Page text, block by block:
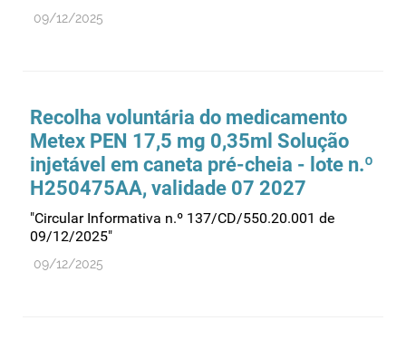
Produtos de saúde
Qualidade e normalização
Reações adversas
Recursos humanos
Registo
Regulamentação
Relações internacionais
09/12/2025
Recolha voluntária do medicamento
Metex PEN 17,5 mg 0,35ml Solução
injetável em caneta pré-cheia - lote n.º
H250475AA, validade 07 2027
"Circular Informativa n.º 137/CD/550.20.001 de
09/12/2025"
09/12/2025